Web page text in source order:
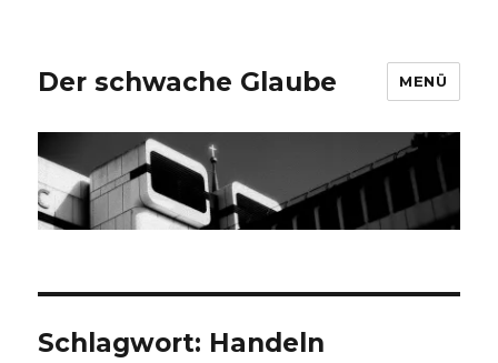
Der schwache Glaube MENÜ
Schlagwort: Handeln